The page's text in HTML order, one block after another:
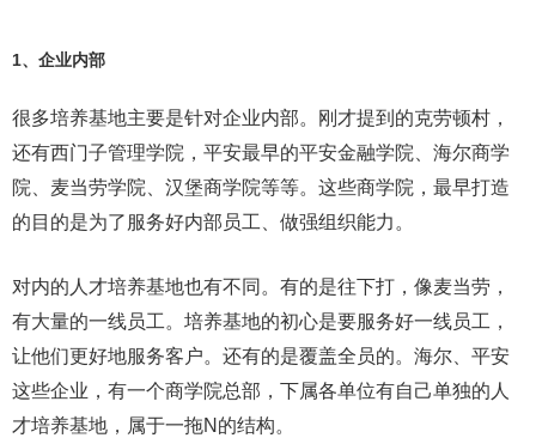
1、企业内部
很多培养基地主要是针对企业内部。刚才提到的克劳顿村，
还有西门子管理学院，平安最早的平安金融学院、海尔商学
院、麦当劳学院、汉堡商学院等等。这些商学院，最早打造
的目的是为了服务好内部员工、做强组织能力。
对内的人才培养基地也有不同。有的是往下打，像麦当劳，
有大量的一线员工。培养基地的初心是要服务好一线员工，
让他们更好地服务客户。还有的是覆盖全员的。海尔、平安
这些企业，有一个商学院总部，下属各单位有自己单独的人
才培养基地，属于一拖N的结构。